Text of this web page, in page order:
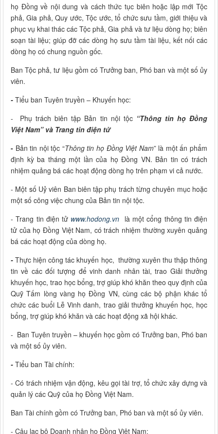
họ Đồng về nội dung và cách thức tục biên hoặc lập mới Tộc
phả, Gia phả, Quy ước, Tộc ước, tổ chức sưu tầm, giới thiệu và
phục vụ khai thác các Tộc phả, Gia phả và tư liệu dòng họ; biên
soạn tài liệu; giúp đỡ các dòng họ sưu tầm tài liệu, kết nối các
dòng họ có chung nguồn gốc.
Ban Tộc phả, tư liệu gồm có Trưởng ban, Phó ban và một số ủy
viên.
- Tiểu ban Tuyên truyền – Khuyến học:
-
Phụ trách biên tập Bản tin nội tộc “Thông tin họ Đồng
Việt Nam” và Trang tin điện tử
- Bản tin nội tộc “Thông tin họ Đồng Việt Nam” là một ấn phẩm
định kỳ ba tháng một lần của họ Đồng VN. Bản tin có trách
nhiệm quảng bá các hoạt động dòng họ trên phạm vi cả nước.
- Một số Uỷ viên Ban biên tập phụ trách từng chuyên mục hoặc
một số công việc chung của Bản tin nội tộc.
- Trang tin điện tử www.hodong.vn là một cổng thông tin điện
tử của họ Đồng Việt Nam, có trách nhiệm thường xuyên quảng
bá các hoạt động của dòng họ.
- Thực hiện công tác khuyến học, thường xuyên thu thập thông
tin về các đối tượng để vinh danh nhân tài, trao Giải thưởng
khuyến học, trao học bổng, trợ giúp khó khăn theo quy định của
Quỹ Tấm lòng vàng họ Đồng VN, cùng các bộ phận khác tổ
chức các buổi Lễ Vinh danh, trao giải thưởng khuyến học, học
bổng, trợ giúp khó khăn và các hoạt động xã hội khác.
- Ban Tuyên truyền – khuyến học gồm có Trưởng ban, Phó ban
và một số ủy viên.
- Tiểu ban Tài chính:
- Có trách nhiệm vận động, kêu gọi tài trợ, tổ chức xây dựng và
quản lý các Quỹ của họ Đồng Việt Nam.
Ban Tài chính gồm có Trưởng ban, Phó ban và một số ủy viên.
- Câu lạc bộ Doanh nhân họ Đồng Việt Nam: